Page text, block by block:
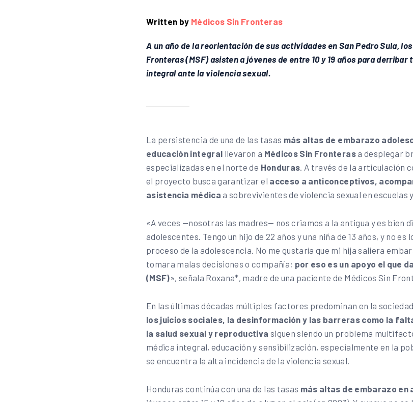
Written by Médicos Sin Fronteras
A un año de la reorientación de sus actividades en San Pedro Sula,
Fronteras (MSF) asisten a jóvenes de entre 10 y 19 años para
integral ante la violencia sexual.
La persistencia de una de las tasas más altas de embarazo
educación integral llevaron a Médicos Sin Fronteras a desplegar
especializadas en el norte de Honduras . A través de la articulación
el proyecto busca garantizar el acceso a anticonceptivos,
asistencia médica a sobrevivientes de violencia sexual en escuelas
«A veces —nosotras las madres— nos criamos a la antigua y es bien
adolescentes. Tengo un hijo de 22 años y una niña de 13 años, y no
proceso de la adolescencia. No me gustaría que mi hija saliera
tomara malas decisiones o compañía; por eso es un apoyo el que
(MSF)», señala Roxana*, madre de una paciente de Médicos Sin
En las últimas décadas múltiples factores predominan en la
los juicios sociales, la desinformación y las barreras como la
la salud sexual y reproductiva siguen siendo un problema
médica integral, educación y sensibilización, especialmente en la
se encuentra la alta incidencia de la violencia sexual.
Honduras continúa con una de las tasas más altas de embarazo en